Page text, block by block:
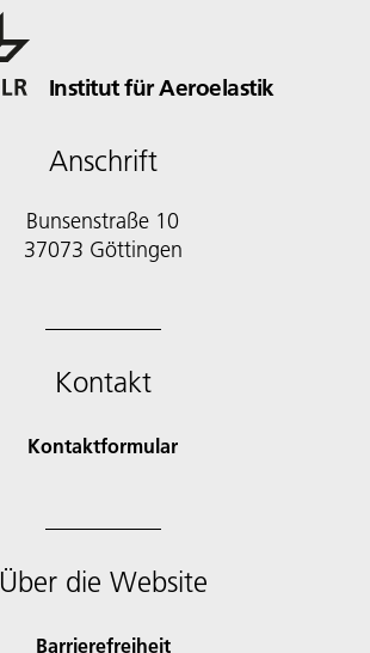
Institut für Aeroelastik
Anschrift
Bunsenstraße 10
37073 Göttingen
Kontakt
Kontaktformular
Über die Website
Barrierefreiheit